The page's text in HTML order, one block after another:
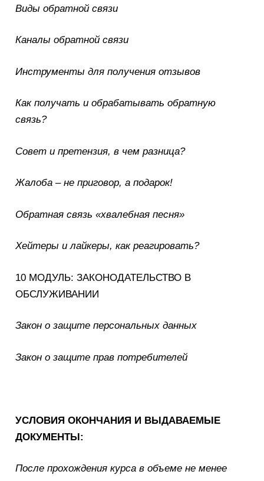
Виды обратной связи
Каналы обратной связи
Инструменты для получения отзывов
Как получать и обрабатывать обратную
связь?
Совет и претензия, в чем разница?
Жалоба – не приговор, а подарок!
Обратная связь «хвалебная песня»
Хейтеры и лайкеры, как реагировать?
10 МОДУЛЬ: ЗАКОНОДАТЕЛЬСТВО В
ОБСЛУЖИВАНИИ
Закон о защите персональных данных
Закон о защите прав потребителей
УСЛОВИЯ ОКОНЧАНИЯ И ВЫДАВАЕМЫЕ
ДОКУМЕНТЫ:
После прохождения курса в объеме не менее